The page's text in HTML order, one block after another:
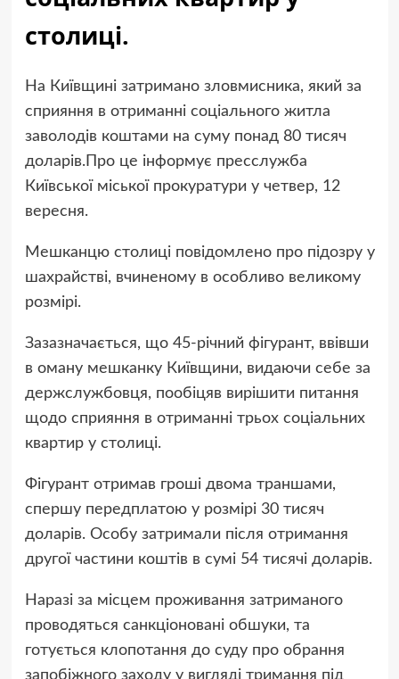
столиці.
На Київщині затримано зловмисника, який за
сприяння в отриманні соціального житла
заволодів коштами на суму понад 80 тисяч
доларів.Про це інформує пресслужба
Київської міської прокуратури у четвер, 12
вересня.
Мешканцю столиці повідомлено про підозру у
шахрайстві, вчиненому в особливо великому
розмірі.
Зазазначається, що 45-річний фігурант, ввівши
в оману мешканку Київщини, видаючи себе за
держслужбовця, пообіцяв вирішити питання
щодо сприяння в отриманні трьох соціальних
квартир у столиці.
Фігурант отримав гроші двома траншами,
спершу передплатою у розмірі 30 тисяч
доларів. Особу затримали після отримання
другої частини коштів в сумі 54 тисячі доларів.
Наразі за місцем проживання затриманого
проводяться санкціоновані обшуки, та
готується клопотання до суду про обрання
запобіжного заходу у вигляді тримання під